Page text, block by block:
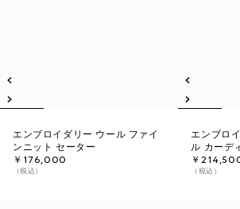
エンブロイダリー ウール ファイ
ンニット セーター
￥176,000
（税込）
エンブロ
ル カーデ
￥
（税込）